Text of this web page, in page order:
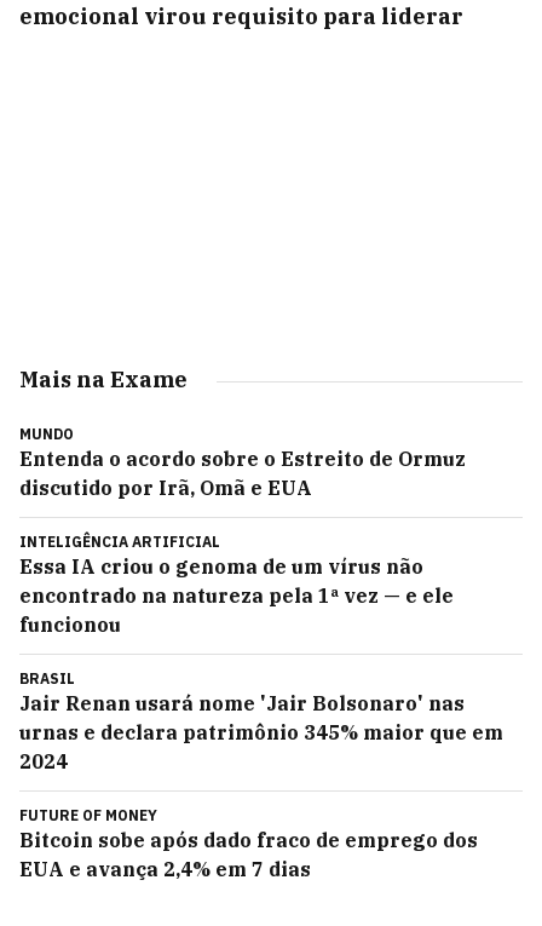
emocional virou requisito para liderar
Mais na Exame
MUNDO
Entenda o acordo sobre o Estreito de Ormuz
discutido por Irã, Omã e EUA
INTELIGÊNCIA ARTIFICIAL
Essa IA criou o genoma de um vírus não
encontrado na natureza pela 1ª vez — e ele
funcionou
BRASIL
Jair Renan usará nome 'Jair Bolsonaro' nas
urnas e declara patrimônio 345% maior que em
2024
FUTURE OF MONEY
Bitcoin sobe após dado fraco de emprego dos
EUA e avança 2,4% em 7 dias